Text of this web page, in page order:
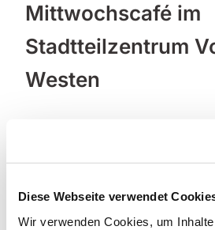
Diese Webseite verwendet
Wir verwenden Cookies, um
Mittwochscafé im
Stadtteilzentrum
Westen